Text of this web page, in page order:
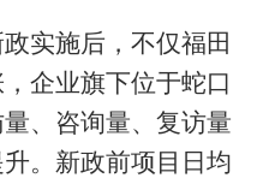
实施后，不仅福田
企业旗下位于蛇口
、咨询量、复访量
。新政前项目日均